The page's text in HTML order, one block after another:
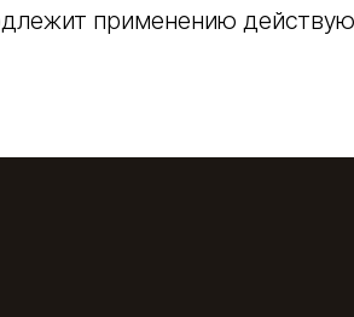
применению